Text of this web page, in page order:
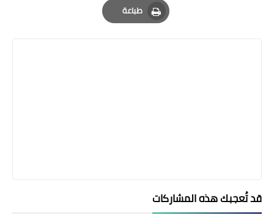
طباعة
Print
قد تُعجبك هذه المشاركات